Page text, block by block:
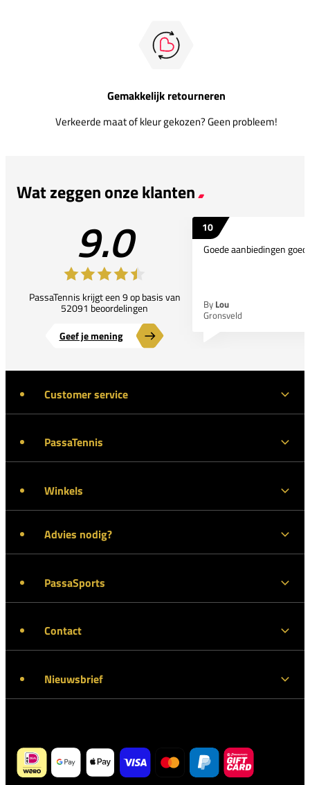
Gemakkelijk retourneren
Verkeerde maat of kleur gekozen? Geen probleem!
Wat zeggen onze klanten
9.0
PassaTennis krijgt een 9 op basis van
52091 beoordelingen
Geef je mening
10
Goede aanbiedingen
By Lou
Gronsveld
Customer service
PassaTennis
Winkels
Advies nodig?
PassaSports
Contact
Nieuwsbrief